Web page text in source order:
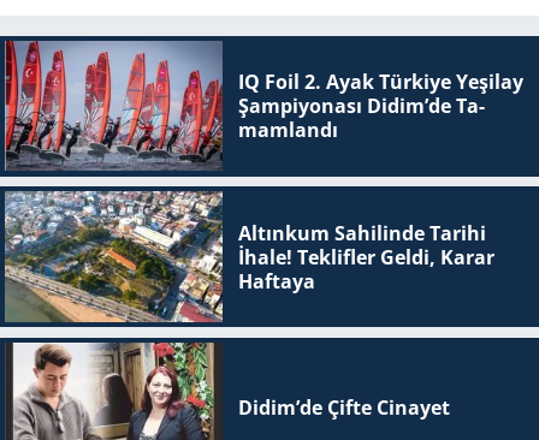
IQ Foil 2. Ayak Tür­ki­ye Ye­şi­lay
Şam­pi­yo­na­sı Didim’de Ta­
mam­lan­dı
Altınkum Sahilinde Tarihi
İhale! Teklifler Geldi, Karar
Haftaya
Didim’de Çifte Ci­na­yet